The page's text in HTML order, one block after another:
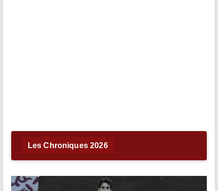
Les Chroniques 2026